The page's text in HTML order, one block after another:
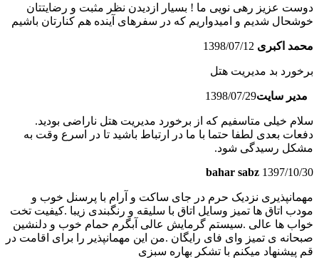
دوست عزیز رهی نویی ما ! بسیار ازدیدن نظر مثبت و رضایتتان
خوشحال شدیم و امیدواریم که در سفرهای آینده هم کنارتان باشیم
محمد اکبری 1398/07/12
برخورد بد مدیریت هتل
مدیر سایت1398/07/29
سلام خیلی متاسفیم که از برخورد مدیریت هتل ناراضی بودید.
دفعات بعدی لطفا حتما با ما در ارتباط باشید تا در اسرع وقت به
مشکل رسیدگی شود.
bahar sabz 1397/10/30
مهمانپذیری نزدیک حرم در جای ساکت و آرام با پرسنل خوب و
مودب اتاق ها تمیز وسایل اتاق با سلیقه و رنگبندی زیبا .کیفیت تخت
خواب ها عالی .سیستم گرمایش عالی آبگرم حمام خوب و دلنشین
صبحانه ی تمیز وای فای رایگان .من این مهمانپذیر را برای اقامت در
قم پیشنهاد میکنم با تشکر بهاره سبزی